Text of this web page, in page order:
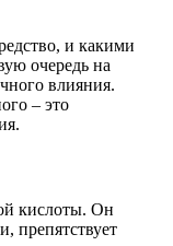
и какими
очередь на
влияния.
– это
кислоты. Он
препятствует